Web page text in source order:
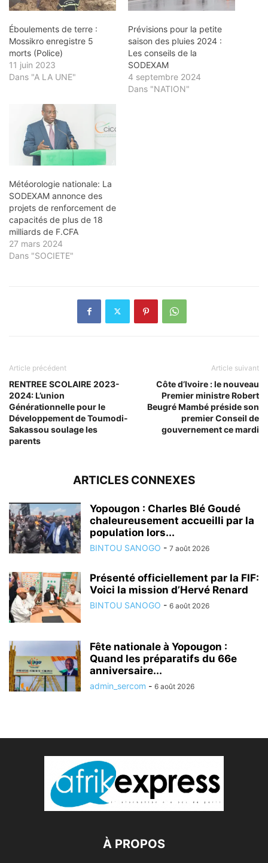
Éboulements de terre :
Mossikro enregistre 5
morts (Police)
11 juin 2023
Dans "A LA UNE"
Prévisions pour la petite
saison des pluies 2024 :
Les conseils de la
SODEXAM
4 septembre 2024
Dans "NATION"
Météorologie nationale: La
SODEXAM annonce des
projets de renforcement de
capacités de plus de 18
milliards de F.CFA
27 mars 2024
Dans "SOCIETE"
Article précédent
RENTREE SCOLAIRE 2023-
2024: L’union
Générationnelle pour le
Développement de Toumodi-
Sakassou soulage les
parents
Article suivant
Côte d’Ivoire : le nouveau
Premier ministre Robert
Beugré Mambé préside son
premier Conseil de
gouvernement ce mardi
ARTICLES CONNEXES
Yopougon : Charles Blé Goudé
chaleureusement accueilli par la
population lors...
BINTOU SANOGO - 7 août 2026
Présenté officiellement par la FIF:
Voici la mission d’Hervé Renard
BINTOU SANOGO - 6 août 2026
Fête nationale à Yopougon :
Quand les préparatifs du 66e
anniversaire...
admin_sercom - 6 août 2026
À PROPOS